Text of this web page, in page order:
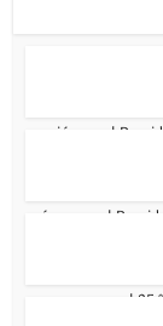
reunió con el
reúne con el
conmemoran el